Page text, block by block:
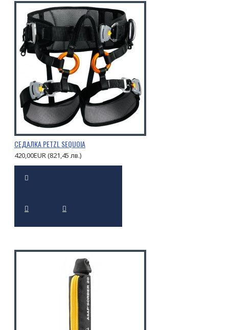
СЕДАЛКА PETZL SEQUOIA
420,00EUR (821,45 лв.)